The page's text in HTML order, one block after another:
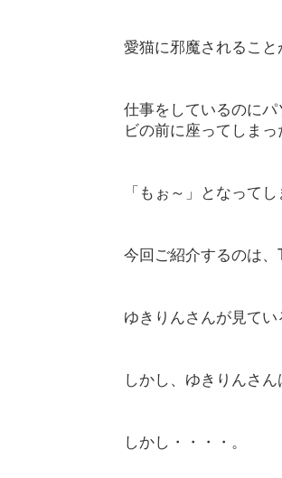
愛猫に邪魔されること
仕事をしているのに
ビの前に座ってしま
「もぉ～」となって
今回ご紹介するのは、
ゆきりんさんが見て
しかし、ゆきりんさ
しかし・・・・。